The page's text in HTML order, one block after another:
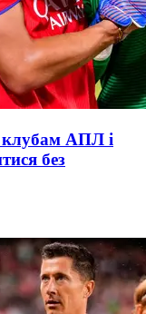
АПЛ і
без